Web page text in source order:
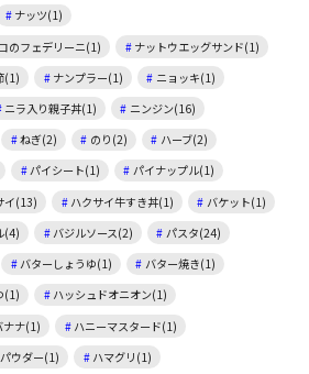
ナッツ(1)
のフェデリーニ(1)
ナットウエッグサンド(1)
(1) ナンプラー(1)
ニョッキ(1)
ニラ入り親子丼(1)
ニンジン(16)
ねぎ(2) のり(2)
ハーブ(2)
パイシート(1)
パイナップル(1)
イ(13) ハクサイ牛すき丼(1)
バケット(1)
(4) バジルソース(2)
パスタ(24)
バターしょうゆ(1)
バター焼き(1)
(1)
ハッシュドオニオン(1)
ナナ(1)
ハニーマスタード(1)
ウダー(1)
ハマグリ(1)